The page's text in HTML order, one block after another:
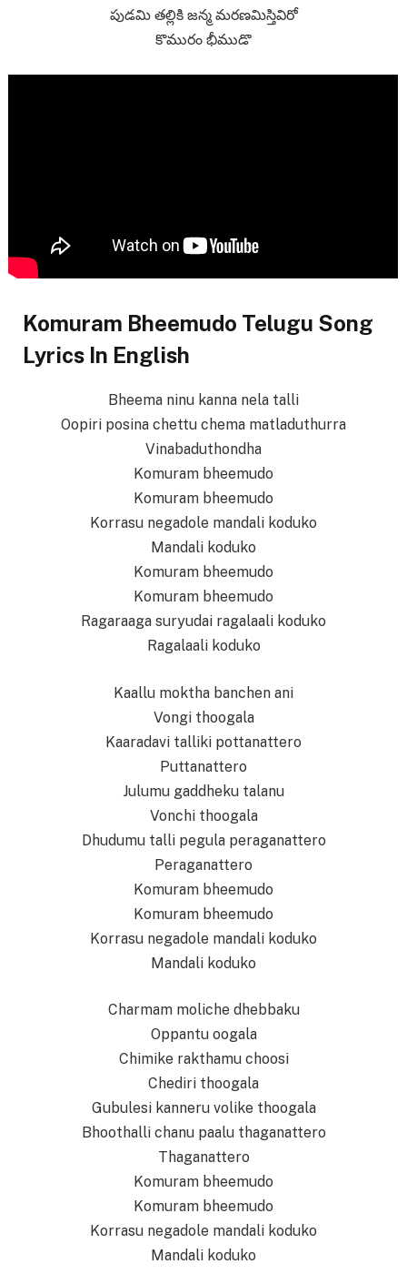
పుడమి తల్లికి జన్మ మరణమిస్తివిరో
కొమురం భీముడొ
Komuram Bheemudo Telugu Song
Lyrics In English
Bheema ninu kanna nela talli
Oopiri posina chettu chema matladuthurra
Vinabaduthondha
Komuram bheemudo
Komuram bheemudo
Korrasu negadole mandali koduko
Mandali koduko
Komuram bheemudo
Komuram bheemudo
Ragaraaga suryudai ragalaali koduko
Ragalaali koduko
Kaallu moktha banchen ani
Vongi thoogala
Kaaradavi talliki pottanattero
Puttanattero
Julumu gaddheku talanu
Vonchi thoogala
Dhudumu talli pegula peraganattero
Peraganattero
Komuram bheemudo
Komuram bheemudo
Korrasu negadole mandali koduko
Mandali koduko
Charmam moliche dhebbaku
Oppantu oogala
Chimike rakthamu choosi
Chediri thoogala
Gubulesi kanneru volike thoogala
Bhoothalli chanu paalu thaganattero
Thaganattero
Komuram bheemudo
Komuram bheemudo
Korrasu negadole mandali koduko
Mandali koduko